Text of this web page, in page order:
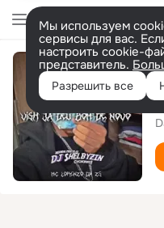
Мы используем
сервисы для вас.
настроить cookie-
представитель.
Разрешить все